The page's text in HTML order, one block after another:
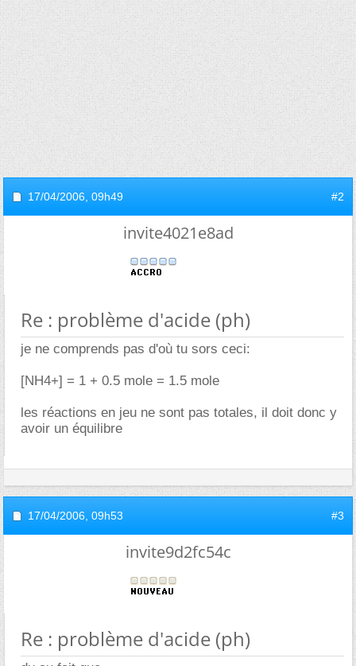
17/04/2006, 09h49 #2
invite4021e8ad
Re : problème d'acide (ph)
je ne comprends pas d'où tu sors ceci:
[NH4+] = 1 + 0.5 mole = 1.5 mole
les réactions en jeu ne sont pas totales, il doit donc y
avoir un équilibre
17/04/2006, 09h53 #3
invite9d2fc54c
Re : problème d'acide (ph)